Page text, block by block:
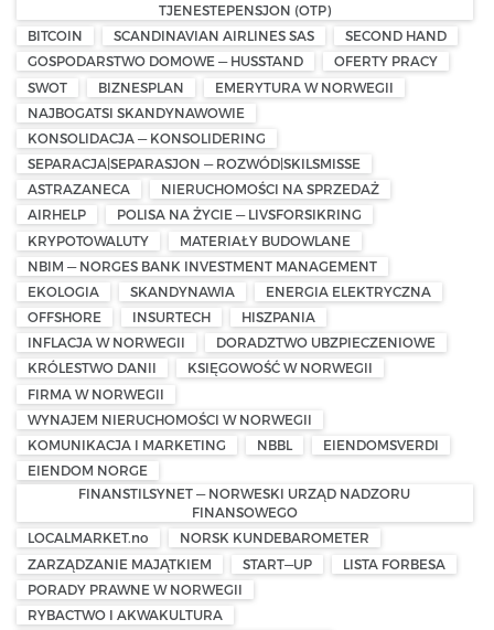
TJENESTEPENSJON (OTP)
BITCOIN
SCANDINAVIAN AIRLINES SAS
SECOND HAND
GOSPODARSTWO DOMOWE — HUSSTAND
OFERTY PRACY
SWOT
BIZNESPLAN
EMERYTURA W NORWEGII
NAJBOGATSI SKANDYNAWOWIE
KONSOLIDACJA — KONSOLIDERING
SEPARACJA|SEPARASJON — ROZWÓD|SKILSMISSE
ASTRAZANECA
NIERUCHOMOŚCI NA SPRZEDAŻ
AIRHELP
POLISA NA ŻYCIE — LIVSFORSIKRING
KRYPOTOWALUTY
MATERIAŁY BUDOWLANE
NBIM — NORGES BANK INVESTMENT MANAGEMENT
EKOLOGIA
SKANDYNAWIA
ENERGIA ELEKTRYCZNA
OFFSHORE
INSURTECH
HISZPANIA
INFLACJA W NORWEGII
DORADZTWO UBZPIECZENIOWE
KRÓLESTWO DANII
KSIĘGOWOŚĆ W NORWEGII
FIRMA W NORWEGII
WYNAJEM NIERUCHOMOŚCI W NORWEGII
KOMUNIKACJA I MARKETING
NBBL
EIENDOMSVERDI
EIENDOM NORGE
FINANSTILSYNET — NORWESKI URZĄD NADZORU
FINANSOWEGO
LOCALMARKET.no
NORSK KUNDEBAROMETER
ZARZĄDZANIE MAJĄTKIEM
START—UP
LISTA FORBESA
PORADY PRAWNE W NORWEGII
RYBACTWO I AKWAKULTURA